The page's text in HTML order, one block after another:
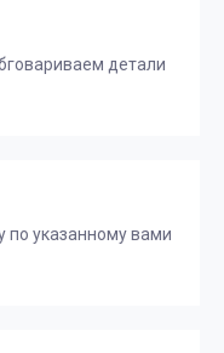
детали
по указанному вами